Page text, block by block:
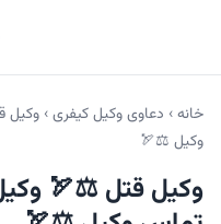
خانه› دعاوی وکیل کیفری› وکیل
وکیل ⚖️🏹
وکیل قتل ⚖️🏹